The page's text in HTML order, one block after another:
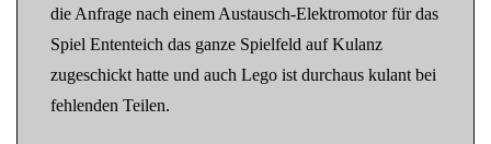
die Anfrage nach einem Austausch-Elektromotor für das
Spiel Ententeich das ganze Spielfeld auf Kulanz
zugeschickt hatte und auch Lego ist durchaus kulant bei
fehlenden Teilen.